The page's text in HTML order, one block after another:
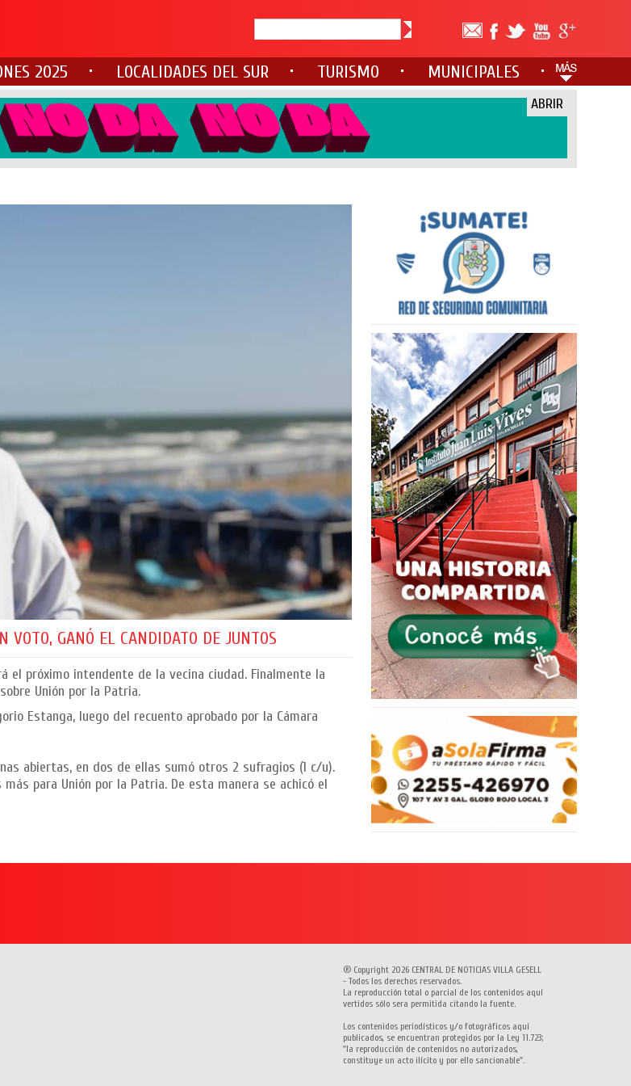
2025 LOCALIDADES DEL SUR TURISMO MUNICIPALES
ABRIR
GANÓ EL CANDIDATO DE JUNTOS
próximo intendente de la vecina ciudad. Finalmente la
Unión por la Patria.
Estanga, luego del recuento aprobado por la Cámara
abiertas, en dos de ellas sumó otros 2 sufragios (1 c/u).
para Unión por la Patria. De esta manera se achicó el
® Copyright 2026 CENTRAL DE NOTICIAS VILLA GESELL
- Todos los derechos reservados.
La reproducción total o parcial de los contenidos aquí
vertidos sólo sera permitida citando la fuente.
Los contenidos periodísticos y/o fotográficos aquí
publicados, se encuentran protegidos por la Ley 11.723;
"la reproducción de contenidos no autorizados,
constituye un acto ilícito y por ello sancionable".